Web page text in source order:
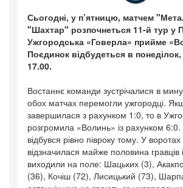
Сьогодні, у п’ятницю, матчем
"Шахтар" розпочнеться 11-й тур у
Ужгородська «Говерла» прийме
Поєдинок відбудеться в
17.00.
Востаннє команди зустрічалися в
обох матчах перемогли ужгородці.
завершилася з рахунком 1:0, то в
розгромила «Волинь» із рахунком
відбувся рівно півроку тому. У воротах
відзначилася майже половина гравців
виходили на поле: Шацьких (3),
(36), Кочіш (72), Лисицький (73),